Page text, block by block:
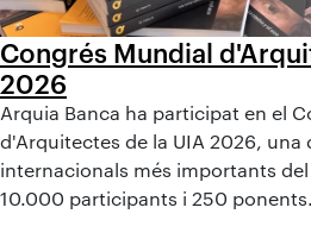
Congrés Mundial
2026
Arquia Banca ha participat en el
d'Arquitectes de la UIA 2026, una
internacionals més importants
10.000 participants i 250 ponents.